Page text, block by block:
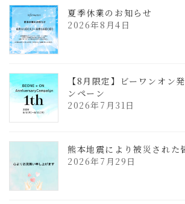
夏季休業のお知らせ
2026年8月4日
【8月限定】ビーワンオン
ンペーン
2026年7月31日
熊本地震により被災された
2026年7月29日